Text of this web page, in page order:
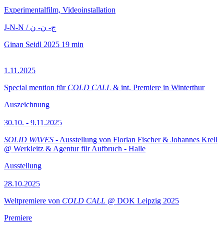
Experimentalfilm, Videoinstallation
J-N-N / ج- ن- ن
Ginan Seidl 2025 19 min
1.11.2025
Special mention für COLD CALL & int. Premiere in Winterthur
Auszeichnung
30.10. - 9.11.2025
SOLID WAVES - Ausstellung von Florian Fischer & Johannes Krell
@ Werkleitz & Agentur für Aufbruch - Halle
Ausstellung
28.10.2025
Weltpremiere von COLD CALL @ DOK Leipzig 2025
Premiere